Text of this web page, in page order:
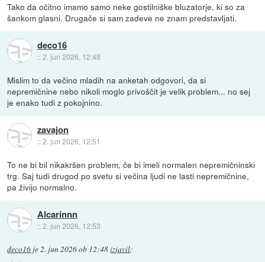
Tako da očitno imamo samo neke gostilniške bluzatorje, ki so za
šankom glasni. Drugače si sam zadeve ne znam predstavljati.
deco16
::2. jun 2026, 12:48
Mislim to da večino mladih na anketah odgovori, da si
nepremičnine nebo nikoli moglo privoščit je velik problem... no sej
je enako tudi z pokojnino.
zavajon
::2. jun 2026, 12:51
To ne bi bil nikakršen problem, če bi imeli normalen nepremičninski
trg. Saj tudi drugod po svetu si večina ljudi ne lasti nepremičnine,
pa živijo normalno.
Alcarinnn
::2. jun 2026, 12:53
deco16 je2. jun 2026 ob 12:48izjavil: